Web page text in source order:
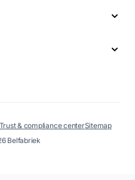
Belfabriek
& compliance centerSitemap